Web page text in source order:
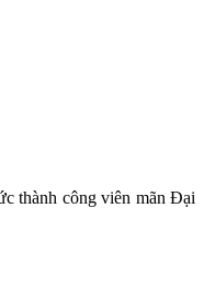
thành công viên mãn Đại